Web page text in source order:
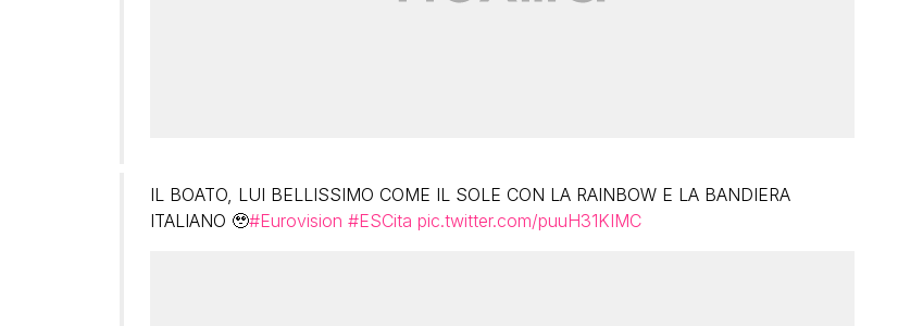
IL BOATO, LUI BELLISSIMO COME IL SOLE CON LA RAINBOW E LA BANDIERA
ITALIANO 🥹#Eurovision #ESCita pic.twitter.com/puuH31KIMC